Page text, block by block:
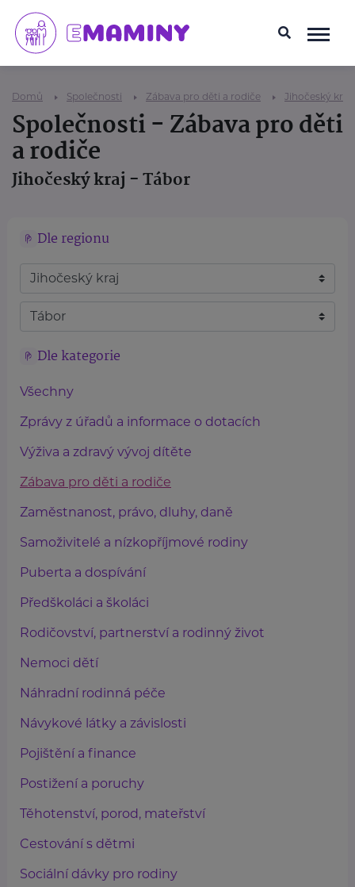
Domů Společnosti Zábava pro děti a rodiče Jihočeský kraj
Společnosti - Zábava pro děti
a rodiče
Jihočeský kraj - Tábor
Dle regionu
Dle kategorie
Všechny
Zprávy z úřadů a informace o dotacích
Výživa a zdravý vývoj dítěte
Zábava pro děti a rodiče
Zaměstnanost, právo, dluhy, daně
Samoživitelé a nízkopříjmové rodiny
Puberta a dospívání
Předškoláci a školáci
Rodičovství, partnerství a rodinný život
Nemoci dětí
Náhradní rodinná péče
Návykové látky a závislosti
Pojištění a finance
Postižení a poruchy
Těhotenství, porod, mateřství
Cestování s dětmi
Sociální dávky pro rodiny